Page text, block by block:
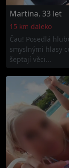
Martina, 33 let
15 km daleko
Čau! Posedlá
smyslnými hlasy
šeptají věci...